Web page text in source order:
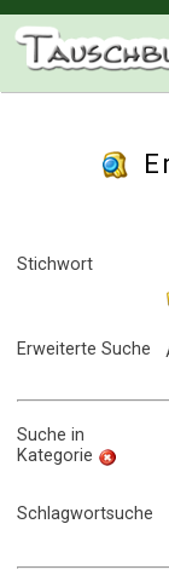
Stichwort
Erweiterte Suche
Suche in
Kategorie
Schlagwortsuche